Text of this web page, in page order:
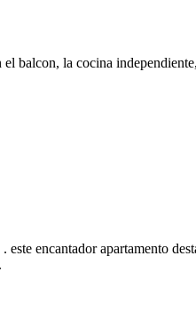
balcon, la cocina
encantador apartamento